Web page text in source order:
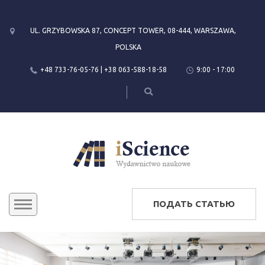
UL. GRZYBOWSKA 87, CONCEPT TOWER, 08-444, WARSZAWA,
POLSKA
+48 733-76-05-76 | +38 063-588-18-58 9:00 - 17:00
KONFERENCJE
ПОДАТЬ СТАТЬЮ